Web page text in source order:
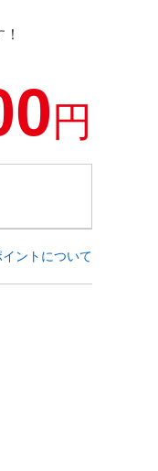
円
イントについて